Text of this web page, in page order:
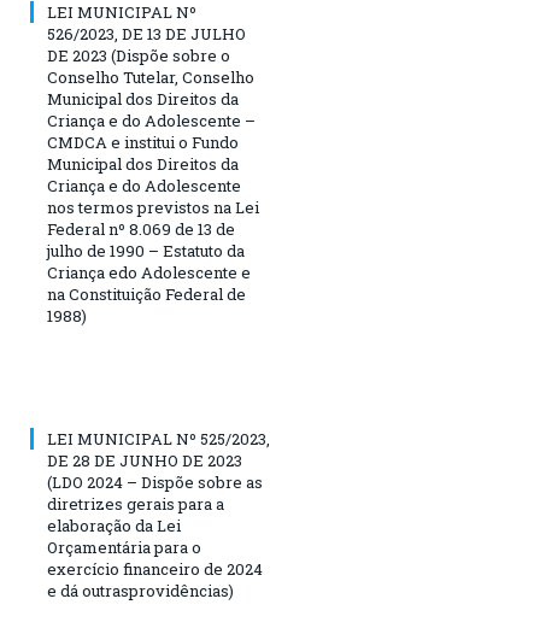
LEI MUNICIPAL Nº
526/2023, DE 13 DE JULHO
DE 2023 (Dispõe sobre o
Conselho Tutelar, Conselho
Municipal dos Direitos da
Criança e do Adolescente –
CMDCA e institui o Fundo
Municipal dos Direitos da
Criança e do Adolescente
nos termos previstos na Lei
Federal nº 8.069 de 13 de
julho de 1990 – Estatuto da
Criança edo Adolescente e
na Constituição Federal de
1988)
LEI MUNICIPAL Nº 525/2023,
DE 28 DE JUNHO DE 2023
(LDO 2024 – Dispõe sobre as
diretrizes gerais para a
elaboração da Lei
Orçamentária para o
exercício financeiro de 2024
e dá outrasprovidências)